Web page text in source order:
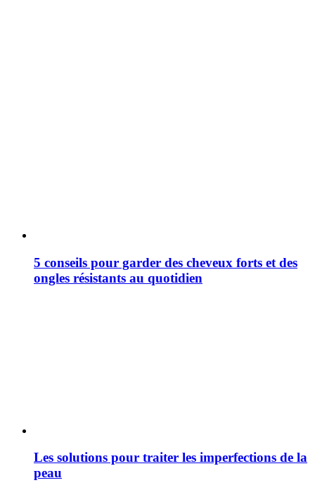
5 conseils pour garder des cheveux forts et des
ongles résistants au quotidien
Les solutions pour traiter les imperfections de la
peau